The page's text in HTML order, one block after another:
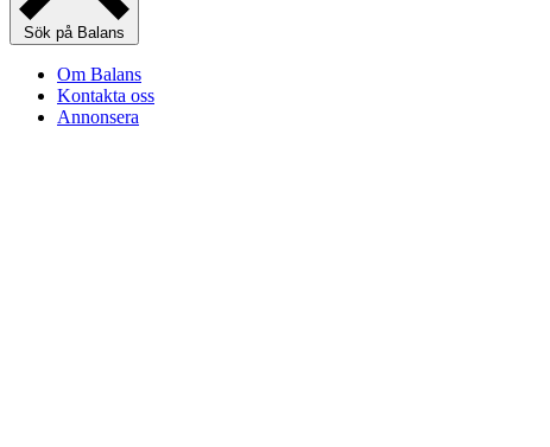
Sök på Balans
Om Balans
Kontakta oss
Annonsera